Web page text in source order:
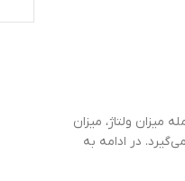
میزان ولتاژ، میزان
در ادامه به